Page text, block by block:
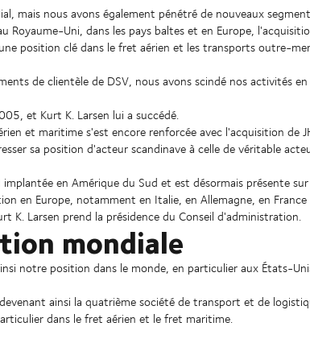
mais nous avons également pénétré de nouveaux
Uni, dans les pays baltes et en Europe,
position clé dans le fret aérien et les transports outre-
de clientèle de DSV, nous avons scindé nos activités
et Kurt K. Larsen lui a succédé.
et maritime s'est encore renforcée avec l'acquisition de
sa position d'acteur scandinave à celle de véritable
en Amérique du Sud et est désormais présente
en Europe, notamment en Italie, en Allemagne, en France
K. Larsen prend la présidence du Conseil d'administration.
mondiale
notre position dans le monde, en particulier aux États-
ainsi la quatrième société de transport et de
dans le fret aérien et le fret maritime.